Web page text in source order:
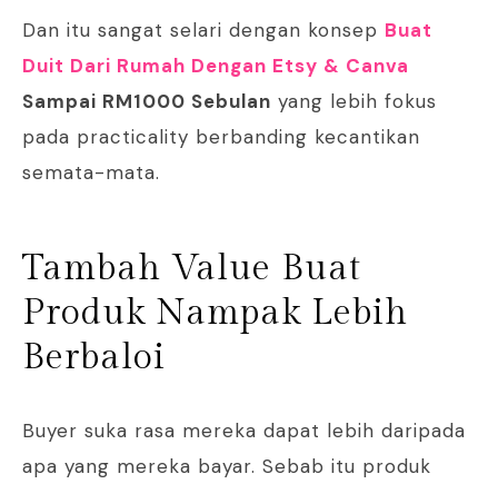
Dan itu sangat selari dengan konsep Buat
Duit Dari Rumah Dengan Etsy & Canva
Sampai RM1000 Sebulan yang lebih fokus
pada practicality berbanding kecantikan
semata-mata.
Tambah Value Buat
Produk Nampak Lebih
Berbaloi
Buyer suka rasa mereka dapat lebih daripada
apa yang mereka bayar. Sebab itu produk